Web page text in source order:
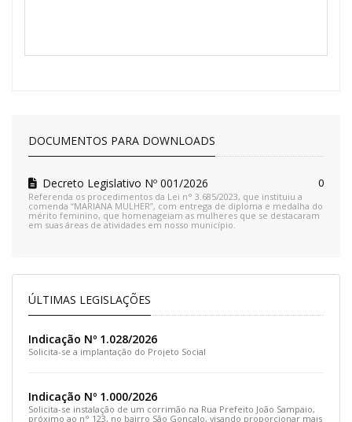
DOCUMENTOS PARA DOWNLOADS
Decreto Legislativo Nº 001/2026 0
Referenda os procedimentos da Lei n° 3.685/2023, que instituiu a
comenda “MARIANA MULHER”, com entrega de diploma e medalha do
mérito feminino, que homenageiam as mulheres que se destacaram
em suas áreas de atividades em nosso município.
ÚLTIMAS LEGISLAÇÕES
Indicação Nº 1.028/2026
Solicita-se a implantação do Projeto Social
Indicação Nº 1.000/2026
Solicita-se instalação de um corrimão na Rua Prefeito João Sampaio,
próximo ao n° 123, no bairro São Gonçalo, visando proporcionar mais